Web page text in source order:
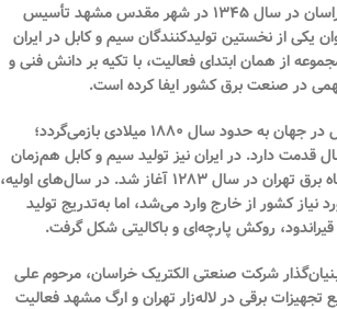
در سال۱۳۴۵ در شهر مقدسمشهد تأسیس
یکی از نخستین تولیدکنندگان سیم وکابلدر ایران
از همان ابتدای فعالیت، با تکیه بر دانش فنی و
در صنعت برق کشور ایفا کرده است.
در جهان به حدود سال ۱۸۸۰ میلادی
بازمی‌گردد؛
که بیش از ۱۳۰ سال قدمت دارد. در ایران نیز تولید سیم و کابل هم‌زمان
برق تهران در سال۱۲۸۳ آغاز شد. در سال‌های اولیه،
نیاز کشور از خارج وارد می‌شد، اما به‌تدریج تولید
روکش پارچه‌ای و باکالیتی شکل گرفت.
شرکت صنعتی الکتریک خراسان، مرحوم علی
تجهیزات برقی در لاله‌زار تهران و ارگ مشهد فعالیت